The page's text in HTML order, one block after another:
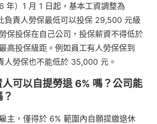
年）1 月 1 日起，基本工資調整為
負責人勞保最低可以投保 29,500 元級
保投保在自己公司，投保薪資不得低於
高投保級距。例如員工有人勞保保到
人勞保也不能低於 35,000 元。
可以自提勞退 6% 嗎？公司能
主，僅得於 6% 範圍內自願提繳退休